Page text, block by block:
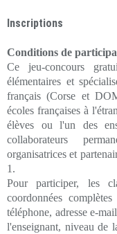
Inscriptions
Conditions de
Ce jeu-concours
élémentaires et
français (Corse et
écoles françaises à
élèves ou l'un des
collaborateurs
organisatrices et
1.
Pour participer, les
coordonnées
téléphone, adresse e-
l'enseignant, niveau de